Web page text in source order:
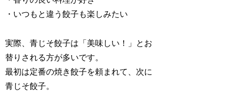
・いつもと違う餃子も楽しみたい
実際、青じそ餃子は「美味しい！」とお
替りされる方が多いです。
最初は定番の焼き餃子を頼まれて、次に
青じそ餃子。